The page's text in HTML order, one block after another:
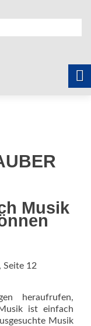
Musik
, Seite 12
heraufrufen,
ist einfach
Musik